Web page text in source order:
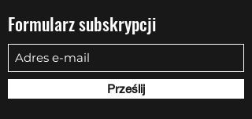
Formularz subskrypcji
Prześlij